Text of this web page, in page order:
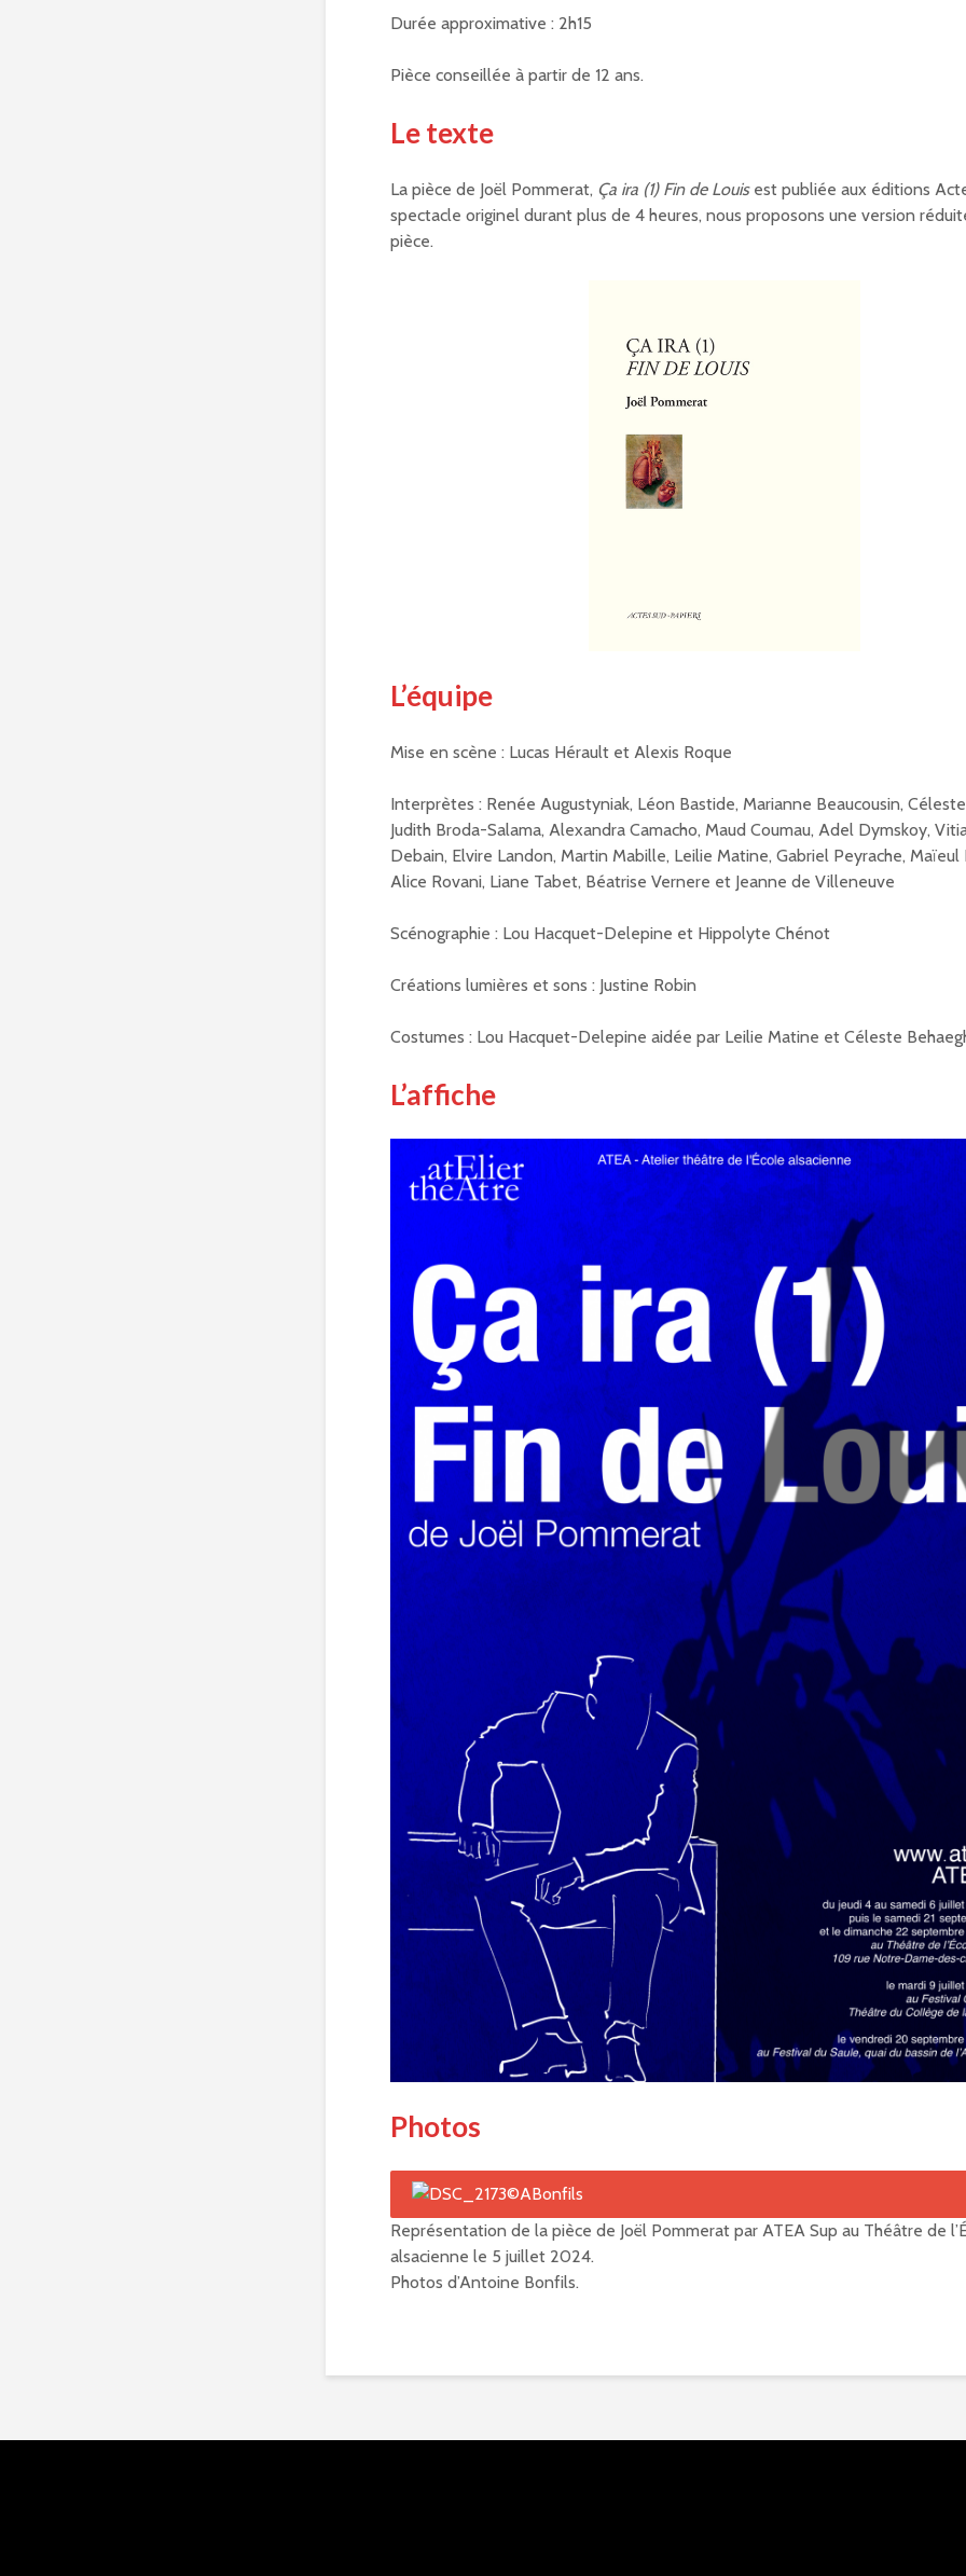
Durée approximative : 2h15
Pièce conseillée à partir de 12 ans.
Le texte
La pièce de Joël Pommerat, Ça ira (1) Fin de Louisest publiée aux éditions
spectacle originel durant plus de 4 heures, nous proposons une version
pièce.
L’équipe
Mise en scène : Lucas Hérault et Alexis Roque
Interprètes : Renée Augustyniak, Léon Bastide, Marianne Beaucousin,
Judith Broda-Salama, Alexandra Camacho, Maud Coumau, Adel Dymskoy,
Debain, Elvire Landon, Martin Mabille, Leilie Matine, Gabriel Peyrache, Maïeul
Alice Rovani, Liane Tabet, Béatrise Vernere et Jeanne de Villeneuve
Scénographie : Lou Hacquet-Delepine et Hippolyte Chénot
Créations lumières et sons : Justine Robin
Costumes : Lou Hacquet-Delepine aidée par Leilie Matine et Céleste
L’affiche
Photos
Représentation de la pièce de Joël Pommerat par ATEA Sup au Théâtre de
alsacienne le 5 juillet 2024.
Photos d’Antoine Bonfils.